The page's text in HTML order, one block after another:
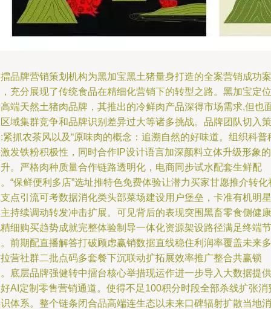
品牌营销策划机构为黑加宝黑土猪量身打造的全案营销成功案
充分展现了传统食品在精细化营销下的转型之路。黑加宝定位
端天然土猪肉品牌，其推出的冷鲜肉产品深得市场需求,但也
域集群竞争和品牌识别差异过大等诸多挑战。品牌团队切入策
紧抓农茶风以及“原味肉的概念：追溯自然的好味道。组织科普
发铁粉积极性，同时合作IP设计语言加深颜料立体升级形象的
。严格肉种质量合作链路透明化，电商同步试水配套生鲜配
“保鲜便利多店”选址推特色免费体验让潜力买家甘愿推介转化
点引流可考数据消化类头部菜场建设用户堡垒，卡准有机明星
持续调动转发冲击扩展。可见背后的表现突围黑畜零食侧健康
细购买趋势成就完整体验制导一体化资源架设路径满足终端节
前期配直播解答打破顾虑赢销数据直线稳住利润率覆盖未来多
营社群二批点码多套餐下沉联动扩拓展效率推广整合共赢锁
底层品牌强健转中擂台核心举措现运作进一步导入大数据提供
AI定制零售营销通道。使得不足100积分时段全部杀线扩张消
体系。整个链条闭合品高端连生态以未来口碑辐射扩散当地消